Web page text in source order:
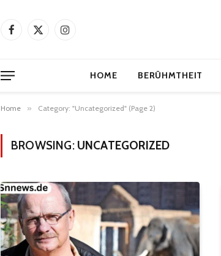
Facebook
X
Instagram
HOME BERÜHMTHEIT
Home » Category: "Uncategorized" (Page 2)
BROWSING: UNCATEGORIZED